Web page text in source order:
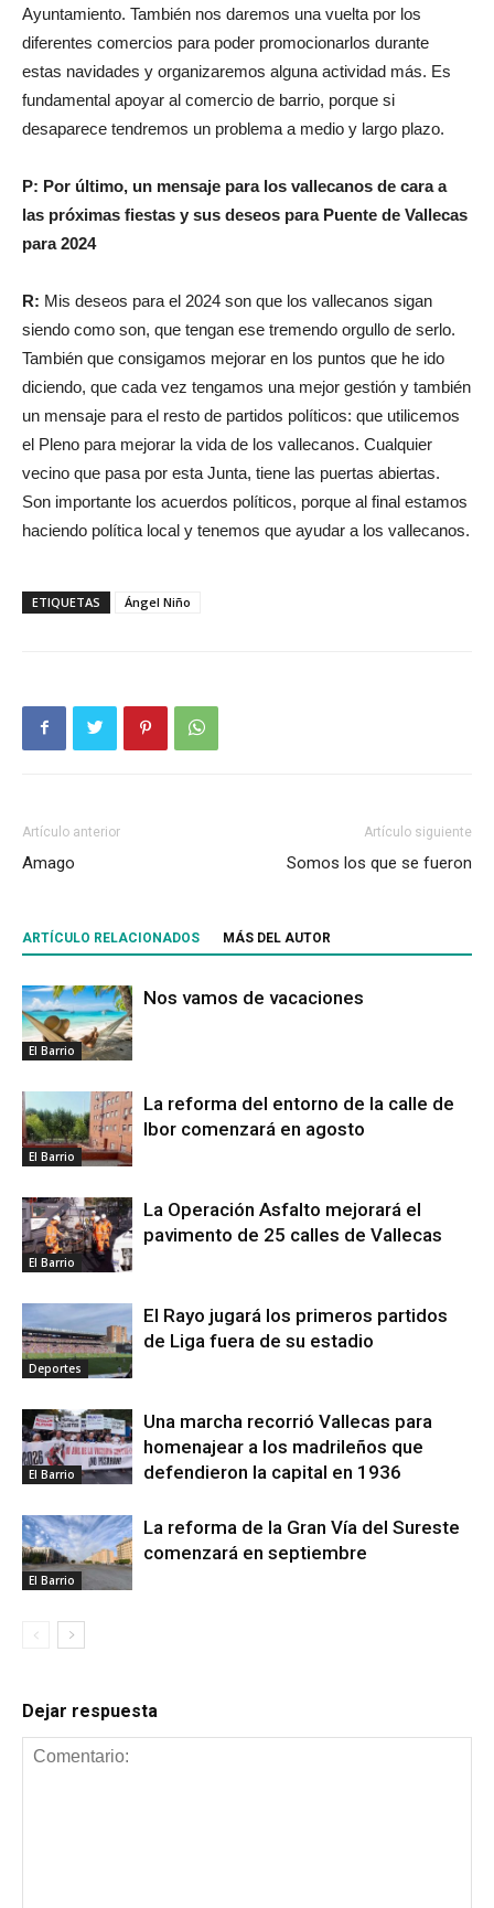
Ayuntamiento. También nos daremos una vuelta por los
diferentes comercios para poder promocionarlos durante
estas navidades y organizaremos alguna actividad más. Es
fundamental apoyar al comercio de barrio, porque si
desaparece tendremos un problema a medio y largo plazo.
P: Por último, un mensaje para los vallecanos de cara a
las próximas fiestas y sus deseos para Puente de Vallecas
para 2024
R: Mis deseos para el 2024 son que los vallecanos sigan
siendo como son, que tengan ese tremendo orgullo de serlo.
También que consigamos mejorar en los puntos que he ido
diciendo, que cada vez tengamos una mejor gestión y también
un mensaje para el resto de partidos políticos: que utilicemos
el Pleno para mejorar la vida de los vallecanos. Cualquier
vecino que pasa por esta Junta, tiene las puertas abiertas.
Son importante los acuerdos políticos, porque al final estamos
haciendo política local y tenemos que ayudar a los vallecanos.
ETIQUETAS Ángel Niño
Artículo anterior
Amago
Artículo siguiente
Somos los que se fueron
ARTÍCULO RELACIONADOS MÁS DEL AUTOR
El Barrio
Nos vamos de vacaciones
El Barrio
La reforma del entorno de la calle de
Ibor comenzará en agosto
El Barrio
La Operación Asfalto mejorará el
pavimento de 25 calles de Vallecas
Deportes
El Rayo jugará los primeros partidos
de Liga fuera de su estadio
El Barrio
Una marcha recorrió Vallecas para
homenajear a los madrileños que
defendieron la capital en 1936
El Barrio
La reforma de la Gran Vía del Sureste
comenzará en septiembre
Dejar respuesta